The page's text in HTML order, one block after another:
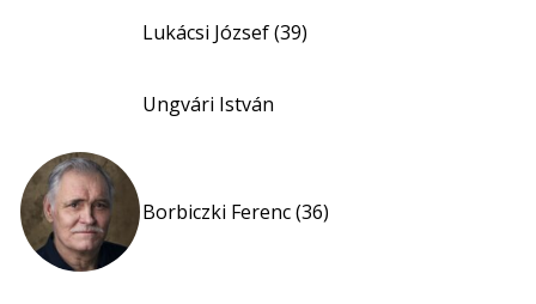
Lukácsi József (39)
Ungvári István
Borbiczki Ferenc (36)